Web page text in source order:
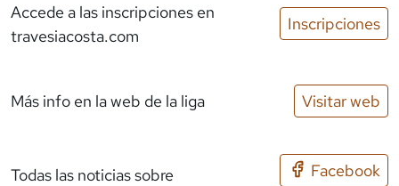
Accede a las inscripciones en
travesiacosta.com
Inscripciones
Más info en la web de la liga Visitar web
Todas las noticias sobre
Facebook